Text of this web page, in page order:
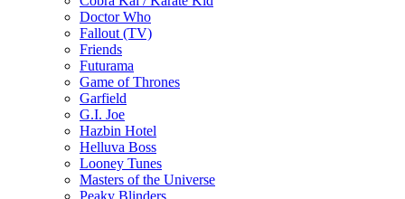
Doctor Who
Fallout (TV)
Friends
Futurama
Game of Thrones
Garfield
G.I. Joe
Hazbin Hotel
Helluva Boss
Looney Tunes
Masters of the Universe
Peaky Blinders